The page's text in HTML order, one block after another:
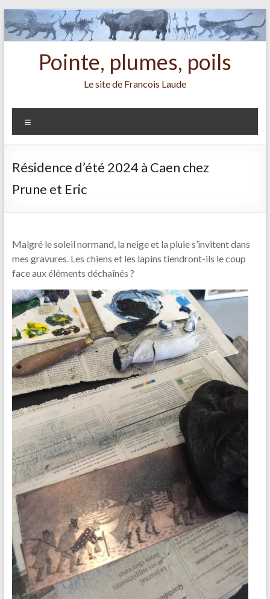
Aller
au
contenu
Pointe, plumes, poils
Le site de Francois Laude
Résidence d’été 2024 à Caen chez
Prune et Eric
Malgré le soleil normand, la neige et la pluie s’invitent dans
mes gravures. Les chiens et les lapins tiendront-ils le coup
face aux éléments déchaînés ?